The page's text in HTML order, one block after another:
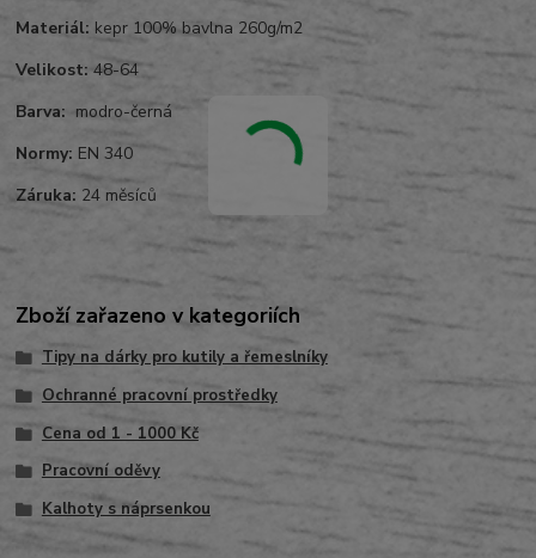
Materiál: kepr 100% bavlna 260g/m2
Velikost: 48-64
Barva: modro-černá
Normy: EN 340
Záruka: 24 měsíců
Zboží zařazeno v kategoriích
Tipy na dárky pro kutily a řemeslníky
Ochranné pracovní prostředky
Cena od 1 - 1000 Kč
Pracovní oděvy
Kalhoty s náprsenkou